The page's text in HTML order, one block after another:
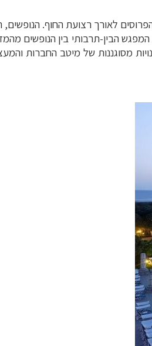
לאורך רצועת החוף. הנופשים,
הבין-תרבותי בין הנופשים
מסוגננות של מיטב החברות